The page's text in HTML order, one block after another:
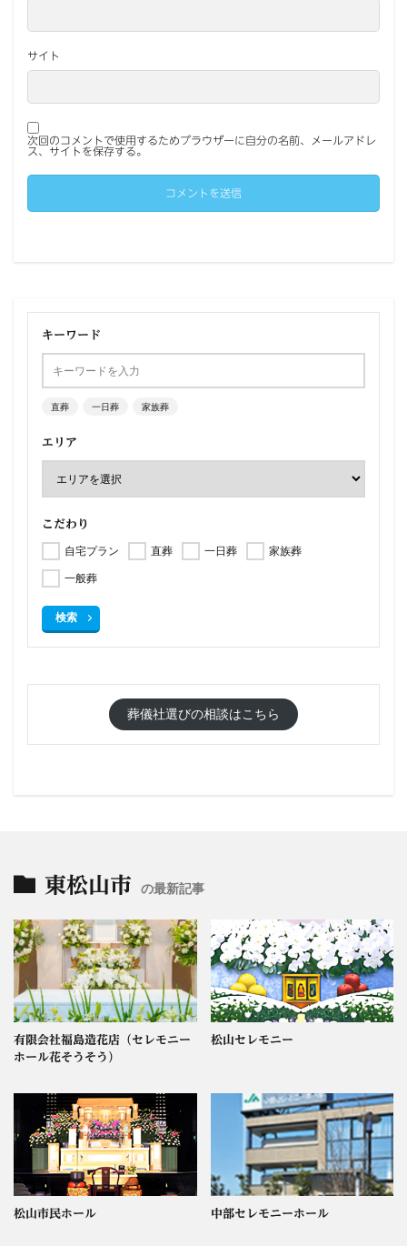
サイト
次回のコメントで使用するためブラウザーに自分の名前、メールアドレ
ス、サイトを保存する。
キーワード
直葬 一日葬 家族葬
エリア
こだわり
自宅プラン 直葬 一日葬
家族葬
一般葬
検索
葬儀社選びの相談はこちら
東松山市 の最新記事
有限会社福島造花店（セレモニー
ホール花そうそう）
松山セレモニー
松山市民ホール 中部セレモニーホール